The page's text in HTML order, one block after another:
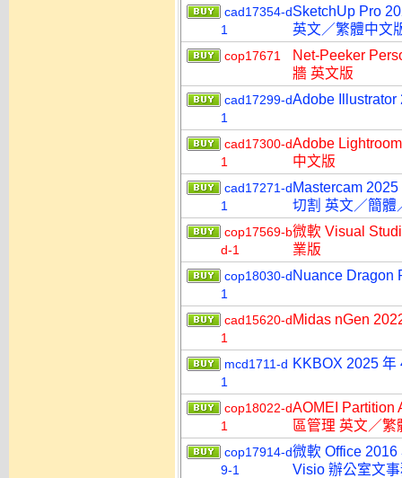
cad17354-d
1
SketchUp Pro
英文／繁體中文
cop17671
Net-Peeker
牆 英文版
cad17299-d
1
Adobe Illustrator
cad17300-d
1
Adobe
中文版
cad17271-d
1
Mastercam
切割 英文／簡體
cop17569-b
d-1
微軟 Visual
業版
cop18030-d
1
Nuance Dragon
cad15620-d
1
Midas nGen
mcd1711-d
1
KKBOX 2025 年
cop18022-d
1
AOMEI Partition
區管理 英文／繁
cop17914-d
9-1
微軟 Office
Visio 辦公室文